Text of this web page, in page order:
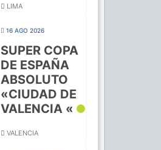
LIMA
16 AGO 2026
SUPER COPA
DE ESPAÑA
ABSOLUTO
«CIUDAD DE
VALENCIA «
VALENCIA